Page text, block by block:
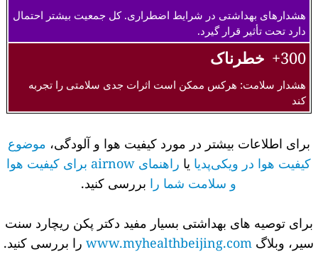
هشدارهای بهداشتی در شرایط اضطراری. کل جمعیت بیشتر احتمال
دارد تحت تأثیر قرار گیرد.
300+ خطرناک
هشدار سلامت: هرکس ممکن است اثرات جدی سلامتی را تجربه
کند
برای اطلاعات بیشتر در مورد کیفیت هوا و آلودگی، موضوع
کیفیت هوا در ویکی‌پدیایا
راهنمای airnow برای کیفیت هوا
و سلامت شما را بررسی کنید.
برای توصیه های بهداشتی بسیار مفید دکتر پکن ریچارد سنت
سیر، وبلاگ www.myhealthbeijing.comرا بررسی کنید.